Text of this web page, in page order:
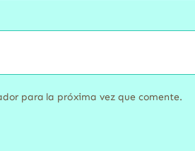
para la próxima vez que comente.